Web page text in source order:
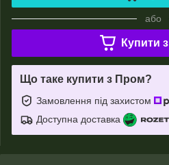
або
Купити з
Що таке купити з Пром?
Замовлення під захистом
Доступна доставка